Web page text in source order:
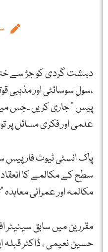
دہشت گردی کو جڑ سے
،سول سوسائٹی اور مذہبی
پیس “ جاری کریں ۔جس
علمی اور فکری مسائل پر
پاک انسٹی ٹیوٹ فار پیس
سطح کے مکالمے کا
مکالمہ اور عمرانی معاہدہ
مقررین میں سابق سینیٹر
حسین نعیمی ، ڈاکٹر قبلہ